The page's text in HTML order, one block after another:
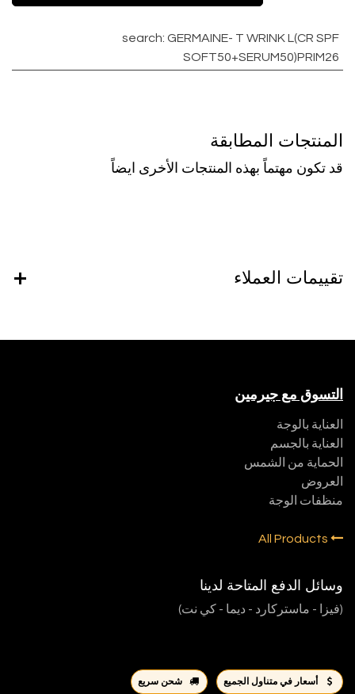
search:GERMAINE- T WRINK L(CR SPF
SOFT50+SERUM50)PRIM26
المنتجات المطابقة
قد تكون مهتماً بهذه المنتجات الأخرى ايضاً
تقييمات العملاء
التسوق مع جيرمين
العناية بالوجة
العناية بالجسم
الحماية من الشمس
العروض
منظفات الوجة
وسائل الدفع المتاحة لدينا
(فيزا - ماستركارد - ديما - كي نت)
أسعار في متناول الجميع شحن سريع